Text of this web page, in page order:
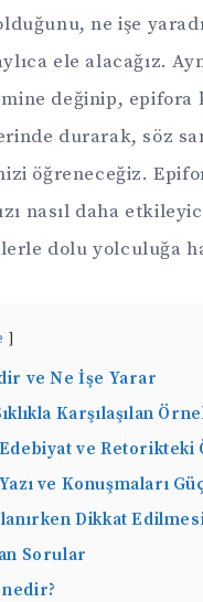
ne işe
ele alacağız.
değinip,
durarak, söz
öğreneceğiz.
nasıl daha
dolu yolculuğa
ve Ne İşe Yarar
Karşılaşılan
ve Retorikteki
ve Konuşmaları
Dikkat
Sorular